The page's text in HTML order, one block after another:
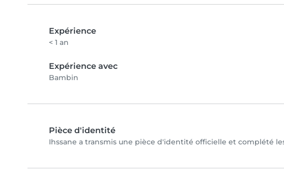
Expérience
< 1 an
Expérience avec
Bambin
Pièce d'identité
Ihssane a transmis une pièce d'identité officielle et complété